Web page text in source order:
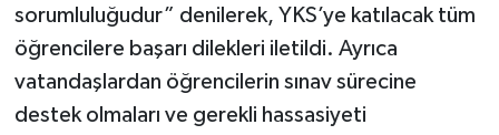
sorumluluğudur” denilerek, YKS’ye katılacak tüm
öğrencilere başarı dilekleri iletildi. Ayrıca
vatandaşlardan öğrencilerin sınav sürecine
destek olmaları ve gerekli hassasiyeti